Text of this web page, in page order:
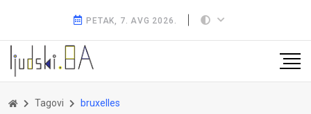
PETAK, 7. AVG 2026.
Tagovi bruxelles